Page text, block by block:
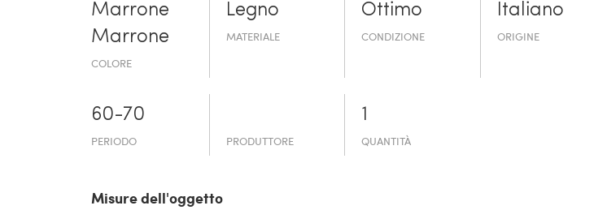
Marrone
Marrone
COLORE
Legno
MATERIALE
Ottimo
CONDIZIONE
Italiano
ORIGINE
60-70
PERIODO PRODUTTORE
1
QUANTITÀ
Misure dell'oggetto